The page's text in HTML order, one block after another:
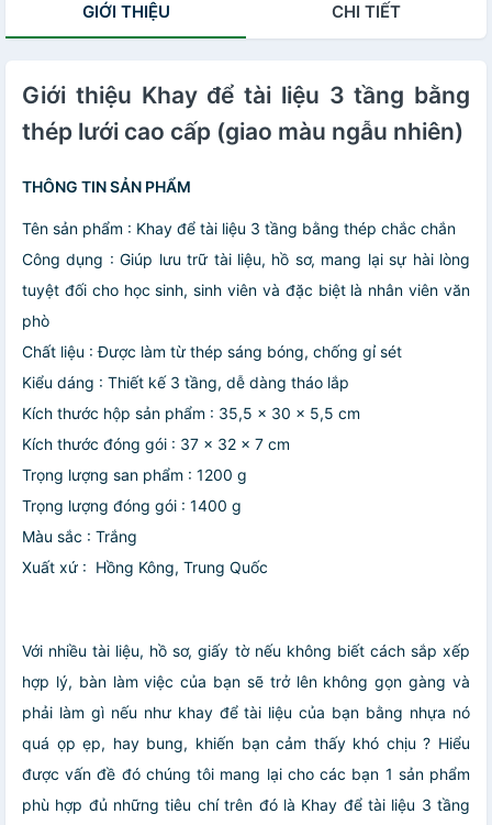
GIỚI THIỆU CHI TIẾT
Giới thiệu Khay để tài liệu 3 tầng bằng
thép lưới cao cấp (giao màu ngẫu nhiên)
THÔNG TIN SẢN PHẨM
Tên sản phẩm : Khay để tài liệu 3 tầng bằng thép chắc chắn
Công dụng : Giúp lưu trữ tài liệu, hồ sơ, mang lại sự hài lòng
tuyệt đối cho học sinh, sinh viên và đặc biệt là nhân viên văn
phò
Chất liệu : Được làm từ thép sáng bóng, chống gỉ sét
Kiểu dáng : Thiết kế 3 tầng, dễ dàng tháo lắp
Kích thước hộp sản phẩm : 35,5 x 30 x 5,5 cm
Kích thước đóng gói : 37 x 32 x 7 cm
Trọng lượng san phẩm : 1200 g
Trọng lượng đóng gói : 1400 g
Màu sắc : Trắng
Xuất xứ : Hồng Kông, Trung Quốc
Với nhiều tài liệu, hồ sơ, giấy tờ nếu không biết cách sắp xếp
hợp lý, bàn làm việc của bạn sẽ trở lên không gọn gàng và
phải làm gì nếu như khay để tài liệu của bạn bằng nhựa nó
quá ọp ẹp, hay bung, khiến bạn cảm thấy khó chịu ? Hiểu
được vấn đề đó chúng tôi mang lại cho các bạn 1 sản phẩm
phù hợp đủ những tiêu chí trên đó là Khay để tài liệu 3 tầng